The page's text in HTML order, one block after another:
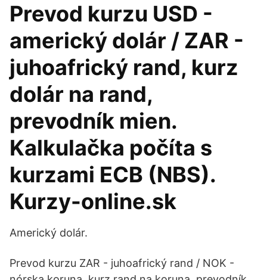
Prevod kurzu USD -
americký dolár / ZAR -
juhoafrický rand, kurz
dolár na rand,
prevodník mien.
Kalkulačka počíta s
kurzami ECB (NBS).
Kurzy-online.sk
Americký dolár.
Prevod kurzu ZAR - juhoafrický rand / NOK -